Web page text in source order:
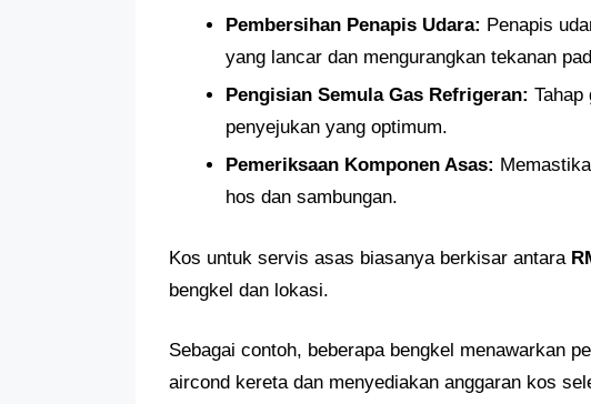
Pembersihan Penapis Udara: Penapis
yang lancar dan mengurangkan tekanan
Pengisian Semula Gas Refrigeran:
penyejukan yang optimum.
Pemeriksaan Komponen Asas:
hos dan sambungan.
Kos untuk servis asas biasanya berkisar antara
bengkel dan lokasi.
Sebagai contoh, beberapa bengkel menawarkan
aircond kereta dan menyediakan anggaran kos